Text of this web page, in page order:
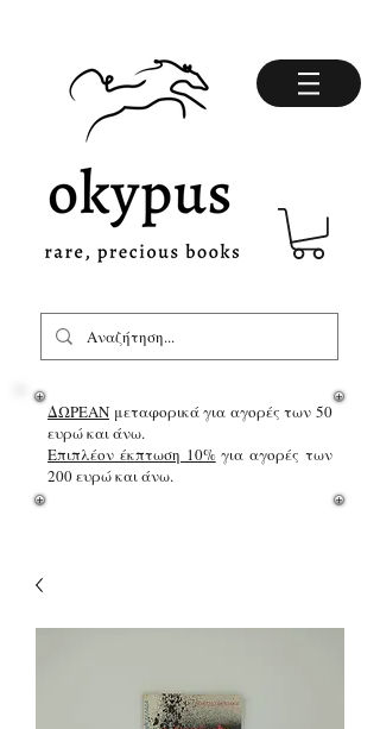
ΔΩΡΕΑΝ μεταφορικά για αγορές των 50
ευρώ και άνω.
Επιπλέον έκπτωση 10%για αγορές των
200 ευρώ και άνω.